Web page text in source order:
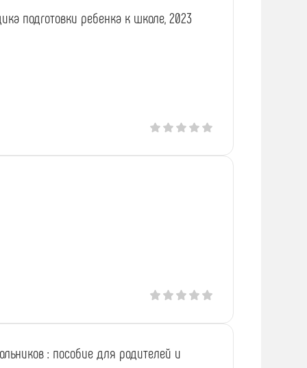
подготовки ребенка к школе, 2023
: пособие для родителей и